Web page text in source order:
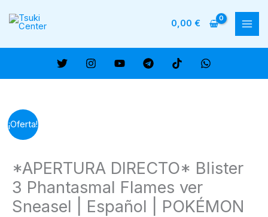
0,00 €
¡Oferta!
*APERTURA DIRECTO* Blister
3 Phantasmal Flames ver
Sneasel | Español | POKÉMON